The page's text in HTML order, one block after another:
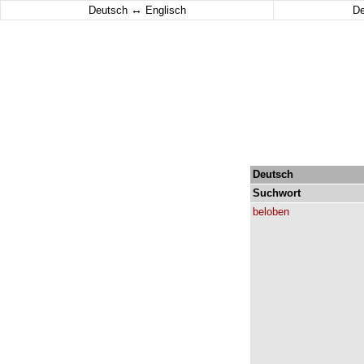
Deutsch ↔ Englisch
Deutsch
Suchwort
beloben